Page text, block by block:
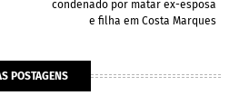
condenado por matar ex-esposa
e filha em Costa Marques
POSTAGENS